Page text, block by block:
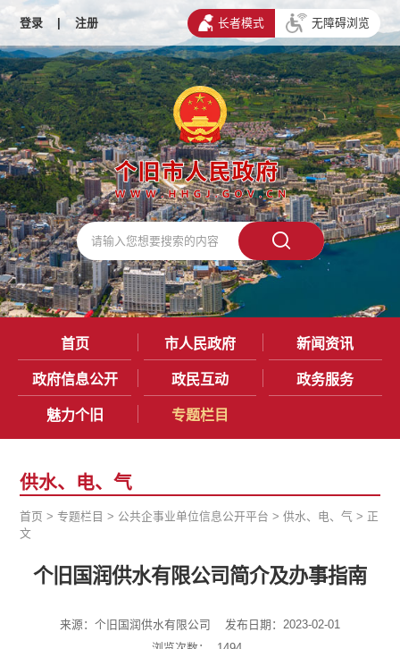
登录 | 注册 长者模式 无障碍浏览
首页 市人民政府 新闻资讯
政府信息公开 政民互动 政务服务
魅力个旧 专题栏目
供水、电、气
首页 >专题栏目 > 公共企事业单位信息公开平台 >供水、电、气 > 正
文
个旧国润供水有限公司简介及办事指南
来源：个旧国润供水有限公司
发布日期：2023-02-01